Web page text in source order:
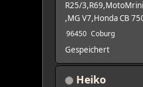
R25/
,MG V7,Honda CB
96450 Coburg
Gespeichert
Heiko